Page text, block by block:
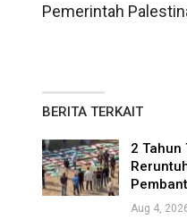
Pemerintah
BERITA TERKAIT
2 Tahun
Aug 4,